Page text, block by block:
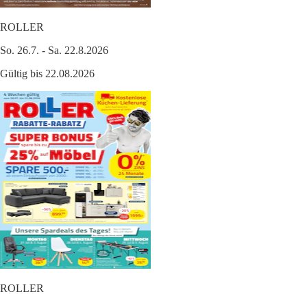
ROLLER
So. 26.7. - Sa. 22.8.2026
Gültig bis 22.08.2026
ROLLER